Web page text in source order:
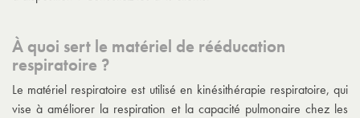
À quoi sert le matériel de rééducation
respiratoire ?
Le matériel respiratoire est utilisé en kinésithérapie respiratoire, qui
vise à améliorer la respiration et la capacité pulmonaire chez les